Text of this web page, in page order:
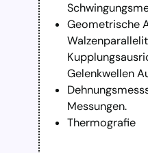
Geometrische
Gelenkwellen
Messungen.
Thermografie